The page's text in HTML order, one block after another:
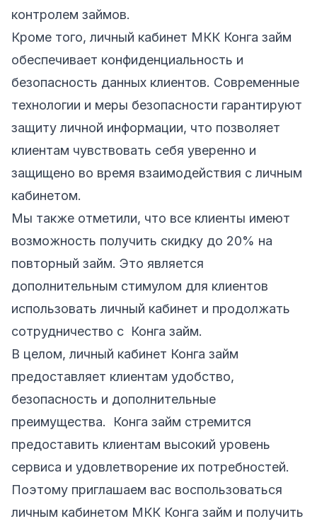
контролем займов.
Кроме того, личный кабинет МКК Конга займ
обеспечивает конфиденциальность и
безопасность данных клиентов. Современные
технологии и меры безопасности гарантируют
защиту личной информации, что позволяет
клиентам чувствовать себя уверенно и
защищено во время взаимодействия с личным
кабинетом.
Мы также отметили, что все клиенты имеют
возможность получить скидку до 20% на
повторный займ. Это является
дополнительным стимулом для клиентов
использовать личный кабинет и продолжать
сотрудничество с Конга займ.
В целом, личный кабинет Конга займ
предоставляет клиентам удобство,
безопасность и дополнительные
преимущества. Конга займ стремится
предоставить клиентам высокий уровень
сервиса и удовлетворение их потребностей.
Поэтому приглашаем вас воспользоваться
личным кабинетом МКК Конга займ и получить